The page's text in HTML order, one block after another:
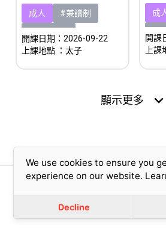
成人
#兼讀制
#即將開課
開課日期：2026-09-22
上課地點 ：太子
成
#新
開課
上課
顯示更多 expand_more
We use cookies to ensure you
experience on our website.
Decline
版權所有© 2023 香港基督教女青